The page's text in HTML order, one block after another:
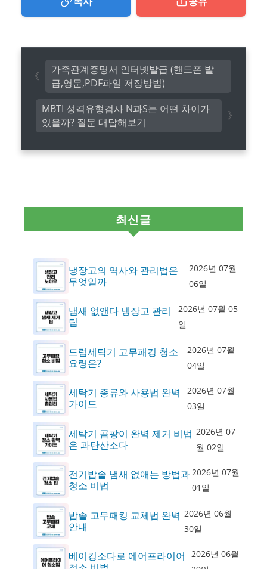
MBTI 성격유형검사 N과S는 어떤 차이가
있을까? 질문 대답해보기
가족관계증명서 인터넷발급 (핸드폰 발
급,영문,PDF파일 저장방법)
최신글
냉장고의 역사와 관리법은
무엇일까
2026년 07월
06일
냄새 없앤다 냉장고 관리
팁
2026년 07월 05
일
드럼세탁기 고무패킹 청소
요령은?
2026년 07월
04일
세탁기 종류와 사용법 완벽
가이드
2026년 07월
03일
세탁기 곰팡이 완벽 제거 비법
은 과탄산소다
2026년 07
월 02일
전기밥솥 냄새 없애는 방법과
청소 비법
2026년 07월
01일
밥솥 고무패킹 교체법 완벽
안내
2026년 06월
30일
베이킹소다로 에어프라이어
2026년 06월